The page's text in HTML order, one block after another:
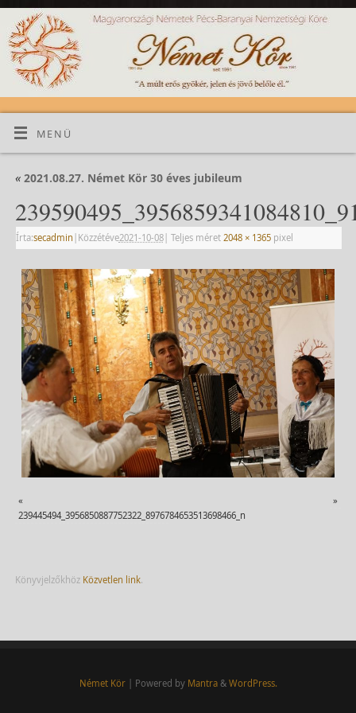
MENÜ
«2021.08.27. Német Kör 30 éves jubileum
Írta:secadmin | Közzétéve2021-10-08| Teljes méret 2048 × 1365pixel
«
239445494_3956850887752322_8976784653513698466_n
»
Könyvjelzőkhöz Közvetlen link.
Német Kör| Powered by Mantra& WordPress.